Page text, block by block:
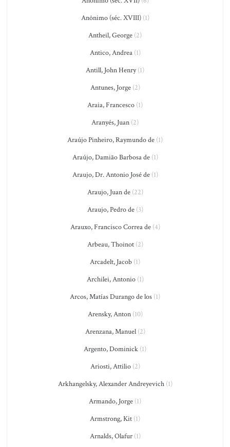
Anônimo (séc. XVIII)(1)
Antheil, George (2)
Antico, Andrea(1)
Antill, John Henry(1)
Antunes, Jorge(2)
Araia, Francesco (1)
Aranyés, Juan (2)
Araújo Pinheiro, Raymundo de (1)
Araújo, Damião Barbosa de(1)
Araujo, Dr. Antonio José de(1)
Araujo, Juan de(22)
Araujo, Pedro de(3)
Arauxo, Francisco Correa de(4)
Arbeau, Thoinot(2)
Arcadelt, Jacob (1)
Archilei, Antonio(1)
Arcos, Matías Durango de los (1)
Arensky, Anton(10)
Arenzana, Manuel(2)
Argento, Dominick (1)
Ariosti, Attilio(2)
Arkhangelsky, Alexander Andreyevich(1)
Armando, Jorge (1)
Armstrong, Kit (1)
Arnalds, Olafur(1)